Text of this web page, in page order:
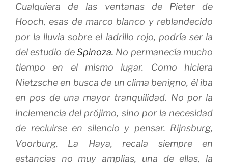
Cualquiera de las ventanas de Pieter de
Hooch, esas de marco blanco y reblandecido
por la lluvia sobre el ladrillo rojo, podría ser la
del estudio deSpinoza. No permanecía mucho
tiempo en el mismo lugar. Como hiciera
Nietzsche en busca de un clima benigno, él iba
en pos de una mayor tranquilidad. No por la
inclemencia del prójimo, sino por la necesidad
de recluirse en silencio y pensar. Rijns­burg,
Voorburg, La Haya, recala siempre en
estancias no muy amplias, una de ellas, la